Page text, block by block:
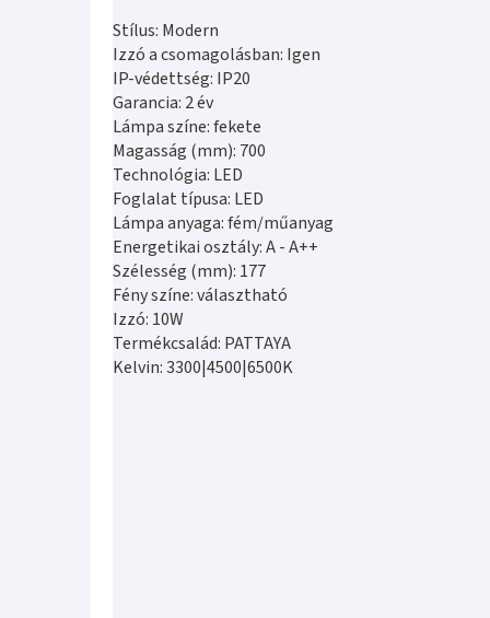
Stílus: Modern
Izzó a csomagolásban: Igen
IP-védettség: IP20
Garancia: 2 év
Lámpa színe: fekete
Magasság (mm): 700
Technológia: LED
Foglalat típusa: LED
Lámpa anyaga: fém/műanyag
Energetikai osztály: A - A++
Szélesség (mm): 177
Fény színe: választható
Izzó: 10W
Termékcsalád: PATTAYA
Kelvin: 3300|4500|6500K